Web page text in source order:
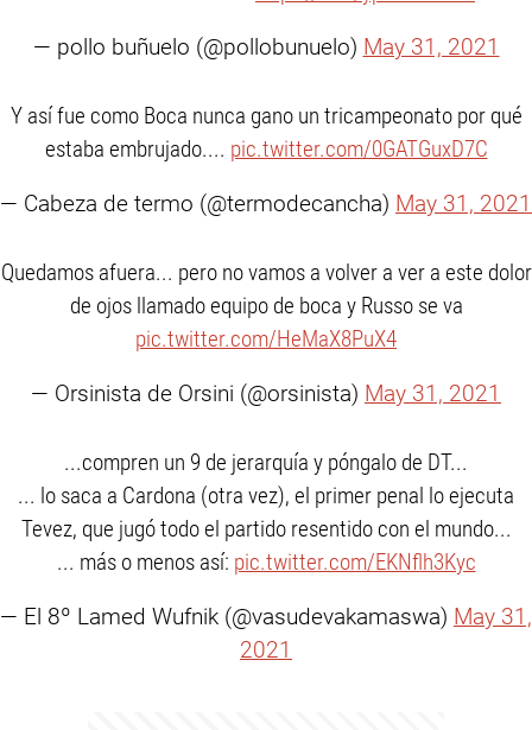
— pollo buñuelo (@pollobunuelo) May 31, 2021
Y así fue como Boca nunca gano un tricampeonato por qué
estaba embrujado.... pic.twitter.com/0GATGuxD7C
— Cabeza de termo (@termodecancha) May 31, 2021
Quedamos afuera... pero no vamos a volver a ver a este dolor
de ojos llamado equipo de boca y Russo se va
pic.twitter.com/HeMaX8PuX4
— Orsinista de Orsini (@orsinista) May 31, 2021
...compren un 9 de jerarquía y póngalo de DT...
... lo saca a Cardona (otra vez), el primer penal lo ejecuta
Tevez, que jugó todo el partido resentido con el mundo...
... más o menos así: pic.twitter.com/EKNflh3Kyc
— El 8º Lamed Wufnik (@vasudevakamaswa) May 31,
2021